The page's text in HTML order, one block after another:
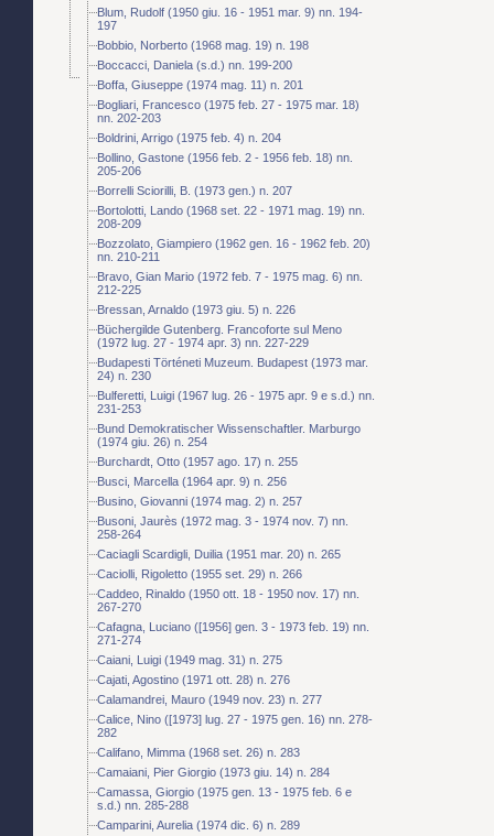
Blum, Rudolf (1950 giu. 16 - 1951 mar. 9) nn. 194-
197
Bobbio, Norberto (1968 mag. 19) n. 198
Boccacci, Daniela (s.d.) nn. 199-200
Boffa, Giuseppe (1974 mag. 11) n. 201
Bogliari, Francesco (1975 feb. 27 - 1975 mar. 18)
nn. 202-203
Boldrini, Arrigo (1975 feb. 4) n. 204
Bollino, Gastone (1956 feb. 2 - 1956 feb. 18) nn.
205-206
Borrelli Sciorilli, B. (1973 gen.) n. 207
Bortolotti, Lando (1968 set. 22 - 1971 mag. 19) nn.
208-209
Bozzolato, Giampiero (1962 gen. 16 - 1962 feb. 20)
nn. 210-211
Bravo, Gian Mario (1972 feb. 7 - 1975 mag. 6) nn.
212-225
Bressan, Arnaldo (1973 giu. 5) n. 226
Büchergilde Gutenberg. Francoforte sul Meno
(1972 lug. 27 - 1974 apr. 3) nn. 227-229
Budapesti Történeti Muzeum. Budapest (1973 mar.
24) n. 230
Bulferetti, Luigi (1967 lug. 26 - 1975 apr. 9 e s.d.) nn.
231-253
Bund Demokratischer Wissenschaftler. Marburgo
(1974 giu. 26) n. 254
Burchardt, Otto (1957 ago. 17) n. 255
Busci, Marcella (1964 apr. 9) n. 256
Busino, Giovanni (1974 mag. 2) n. 257
Busoni, Jaurès (1972 mag. 3 - 1974 nov. 7) nn.
258-264
Caciagli Scardigli, Duilia (1951 mar. 20) n. 265
Caciolli, Rigoletto (1955 set. 29) n. 266
Caddeo, Rinaldo (1950 ott. 18 - 1950 nov. 17) nn.
267-270
Cafagna, Luciano ([1956] gen. 3 - 1973 feb. 19) nn.
271-274
Caiani, Luigi (1949 mag. 31) n. 275
Cajati, Agostino (1971 ott. 28) n. 276
Calamandrei, Mauro (1949 nov. 23) n. 277
Calice, Nino ([1973] lug. 27 - 1975 gen. 16) nn. 278-
282
Califano, Mimma (1968 set. 26) n. 283
Camaiani, Pier Giorgio (1973 giu. 14) n. 284
Camassa, Giorgio (1975 gen. 13 - 1975 feb. 6 e
s.d.) nn. 285-288
Camparini, Aurelia (1974 dic. 6) n. 289